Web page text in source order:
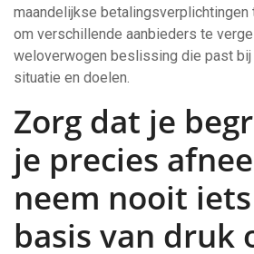
maandelijkse betalingsverplichtingen
om verschillende aanbieders te
weloverwogen beslissing die past bij
situatie en doelen.
Zorg dat je
je precies
neem nooit
basis van druk